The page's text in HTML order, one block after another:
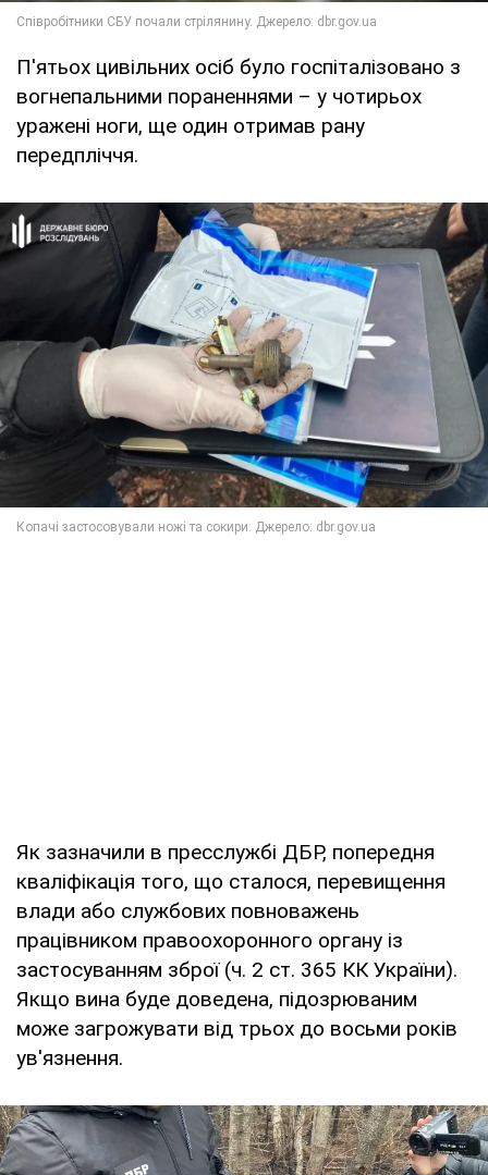
П'ятьох цивільних осіб було госпіталізовано з
вогнепальними пораненнями – у чотирьох
уражені ноги, ще один отримав рану
передпліччя.
Як зазначили в пресслужбі ДБР, попередня
кваліфікація того, що сталося, перевищення
влади або службових повноважень
працівником правоохоронного органу із
застосуванням зброї (ч. 2 ст. 365 КК України).
Якщо вина буде доведена, підозрюваним
може загрожувати від трьох до восьми років
ув'язнення.